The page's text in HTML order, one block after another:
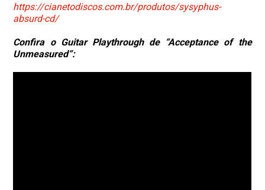
https://cianetodiscos.com.br/produtos/sysyphus-
absurd-cd/
Confira o Guitar Playthrough de “Acceptance of the
Unmeasured”: